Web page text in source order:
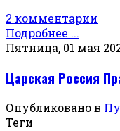
2 комментарии
Подробнее ...
Пятница, 01 мая
Царская Россия
Опубликовано в
Теги